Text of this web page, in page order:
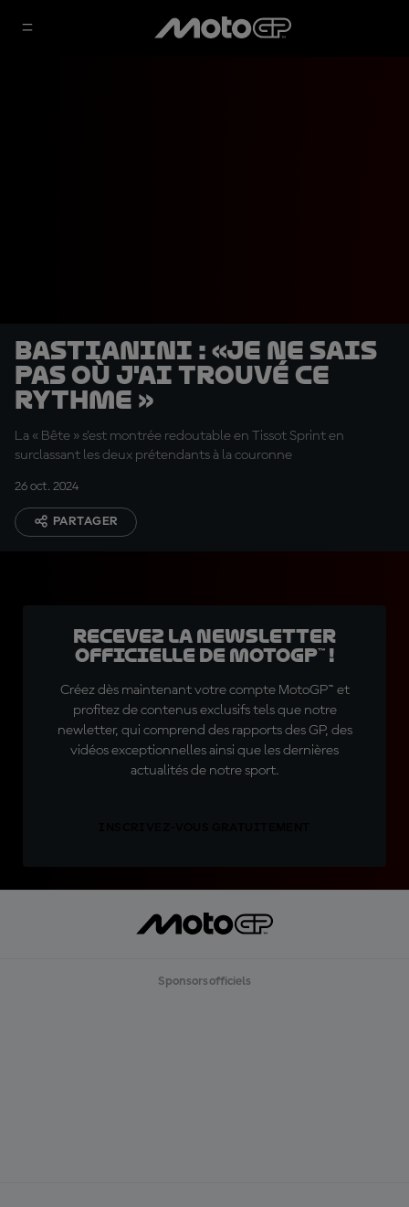
Bastianini : «Je ne sais
pas où j'ai trouvé ce
rythme »
La « Bête » s'est montrée redoutable en Tissot Sprint en
surclassant les deux prétendants à la couronne
26 oct. 2024
PARTAGER
Recevez la Newsletter
officielle de MotoGP™ !
Créez dès maintenant votre compte MotoGP™ et
profitez de contenus exclusifs tels que notre
newletter, qui comprend des rapports des GP, des
vidéos exceptionnelles ainsi que les dernières
actualités de notre sport.
Sponsors officiels